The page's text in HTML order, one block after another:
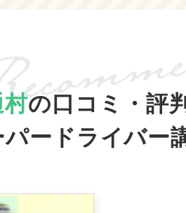
村の口コミ・評
ードライバー